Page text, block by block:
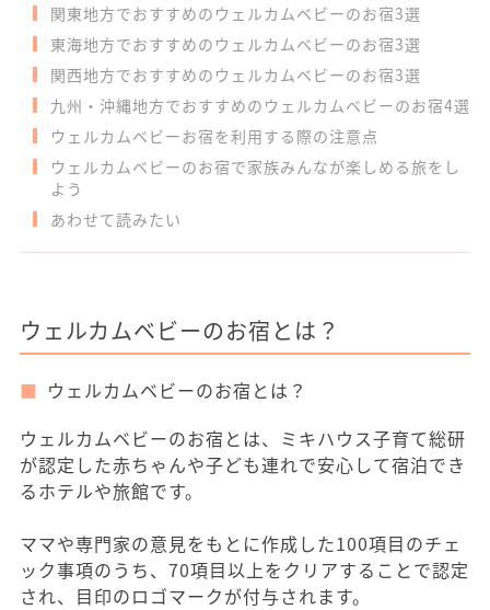
関東地方でおすすめのウェルカムベビーのお宿3選
東海地方でおすすめのウェルカムベビーのお宿3選
関西地方でおすすめのウェルカムベビーのお宿3選
九州・沖縄地方でおすすめのウェルカムベビーのお宿4選
ウェルカムベビーお宿を利用する際の注意点
ウェルカムベビーのお宿で家族みんなが楽しめる旅をし
よう
あわせて読みたい
ウェルカムベビーのお宿とは？
ウェルカムベビーのお宿とは？
ウェルカムベビーのお宿とは、ミキハウス子育て総研
が認定した赤ちゃんや子ども連れで安心して宿泊でき
るホテルや旅館です。
ママや専門家の意見をもとに作成した100項目のチェ
ック事項のうち、70項目以上をクリアすることで認定
され、目印のロゴマークが付与されます。